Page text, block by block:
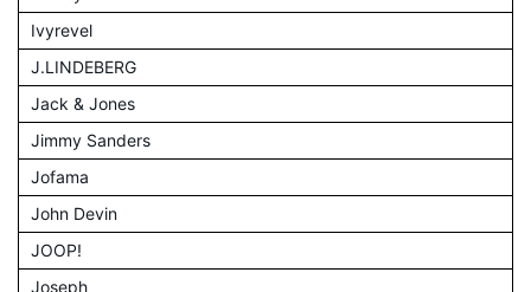
Ivyrevel
J.LINDEBERG
Jack & Jones
Jimmy Sanders
Jofama
John Devin
JOOP!
Joseph